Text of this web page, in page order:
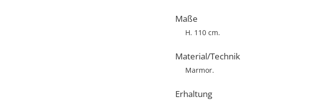
Maße
H. 110 cm.
Material/Technik
Marmor.
Erhaltung